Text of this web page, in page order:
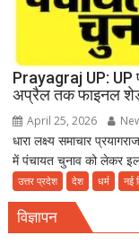
Prayagraj UP: UP
अप्रैल तक फाइनल
April 25, 2026
धारा लक्ष्य समाचार
में पंचायत चुनाव को लेकर
उत्तर प्रदेश देश धर्म नई
विज्ञापन